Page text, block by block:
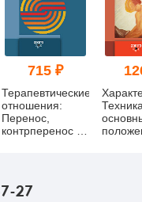
715 ₽
Терапевтические
отношения:
Перенос,
контрперенос и
27